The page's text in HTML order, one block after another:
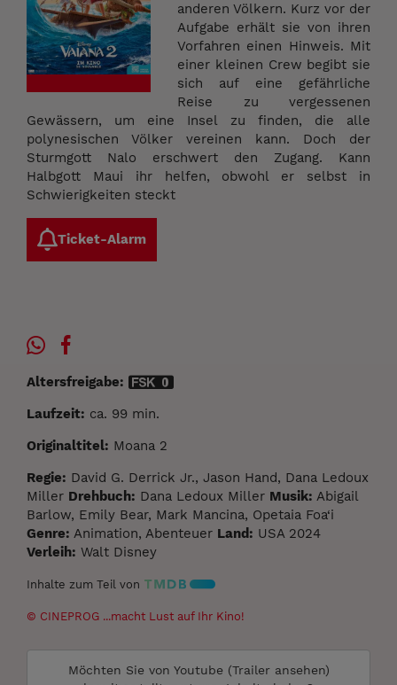
anderen Völkern. Kurz vor der
Aufgabe erhält sie von ihren
Vorfahren einen Hinweis. Mit
einer kleinen Crew begibt sie
sich auf eine gefährliche
Reise zu vergessenen
Gewässern, um eine Insel zu finden, die alle
polynesischen Völker vereinen kann. Doch der
Sturmgott Nalo erschwert den Zugang. Kann
Halbgott Maui ihr helfen, obwohl er selbst in
Schwierigkeiten steckt
Ticket-Alarm
Altersfreigabe:
Laufzeit: ca. 99 min.
Originaltitel: Moana 2
Regie: David G. Derrick Jr., Jason Hand, Dana Ledoux
Miller Drehbuch: Dana Ledoux Miller Musik: Abigail
Barlow, Emily Bear, Mark Mancina, Opetaia Foa‘i
Genre: Animation, Abenteuer Land: USA 2024
Verleih: Walt Disney
Inhalte zum Teil von
© CINEPROG ...macht Lust auf Ihr Kino!
Möchten Sie von Youtube (Trailer ansehen)